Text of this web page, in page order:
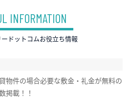
INFORMATION
ドットコムお役立ち情報
物件の場合必要な敷金・礼金が無料の
掲載！！